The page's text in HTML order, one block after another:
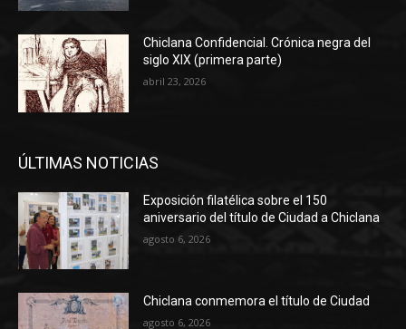
Chiclana Confidencial. Crónica negra del
siglo XIX (primera parte)
abril 23, 2026
ÚLTIMAS NOTICIAS
Exposición filatélica sobre el 150
aniversario del título de Ciudad a Chiclana
agosto 6, 2026
Chiclana conmemora el título de Ciudad
agosto 6, 2026